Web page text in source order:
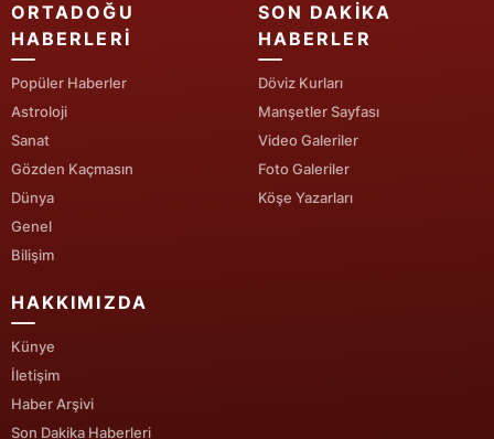
ORTADOĞU
HABERLERI
Popüler Haberler
Astroloji
Sanat
Gözden Kaçmasın
Dünya
Genel
Bilişim
SON DAKIKA
HABERLER
Döviz Kurları
Manşetler Sayfası
Video Galeriler
Foto Galeriler
Köşe Yazarları
HAKKIMIZDA
Künye
İletişim
Haber Arşivi
Son Dakika Haberleri